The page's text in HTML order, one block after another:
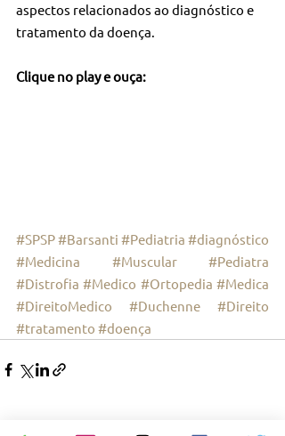
aspectos relacionados ao diagnóstico e
tratamento da doença.
Clique no play e ouça:
#SPSP#Barsanti #Pediatria #diagnóstico
#Medicina
#Muscular
#Pediatra
#Distrofia #Medico #Ortopedia #Medica
#DireitoMedico
#Duchenne
#Direito
#tratamento #doença